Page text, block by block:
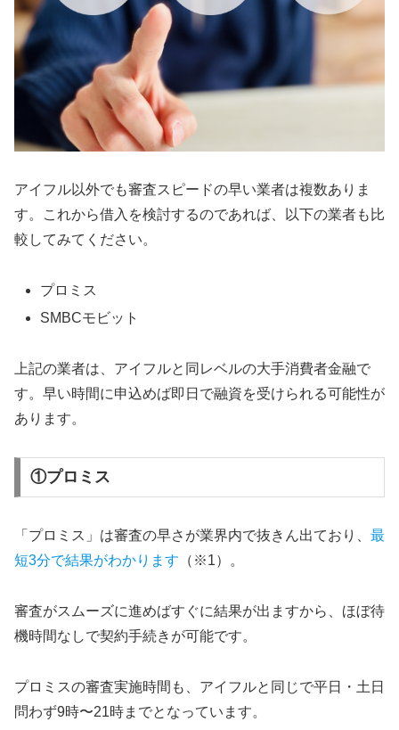
アイフル以外でも審査スピードの早い業者は複数ありま
す。これから借入を検討するのであれば、以下の業者も比
較してみてください。
プロミス
SMBCモビット
上記の業者は、アイフルと同レベルの大手消費者金融で
す。早い時間に申込めば即日で融資を受けられる可能性が
あります。
①プロミス
「プロミス」は審査の早さが業界内で抜きん出ており、 最
短3分で結果がわかります （※1）。
審査がスムーズに進めばすぐに結果が出ますから、ほぼ待
機時間なしで契約手続きが可能です。
プロミスの審査実施時間も、アイフルと同じで平日・土日
問わず9時〜21時までとなっています。